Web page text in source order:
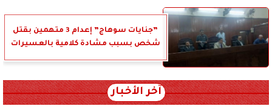
”جنايات سوهاج” إعدام 3 متهمين بقتل
شخص بسبب مشادة كلامية بالعسيرات
آخر الأخبار